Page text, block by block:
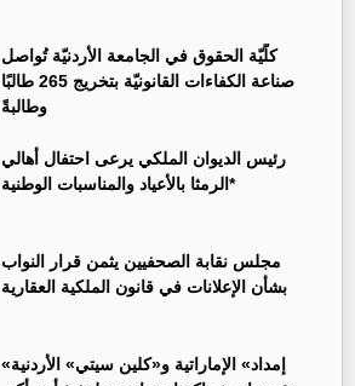
كلّيّة الحقوق في الجامعة الأردنيّة تُواصل
صناعة الكفاءات القانونيّة بتخريج 265 طالبًا
وطالبةً
رئيس الديوان الملكي يرعى احتفال أهالي
الرمثا بالأعياد والمناسبات الوطنية*
مجلس نقابة الصحفيين يثمن قرار النواب
بشأن الإعلانات في قانون الملكية العقارية
«إمداد» الإماراتية و«كلين سيتي» الأردنية